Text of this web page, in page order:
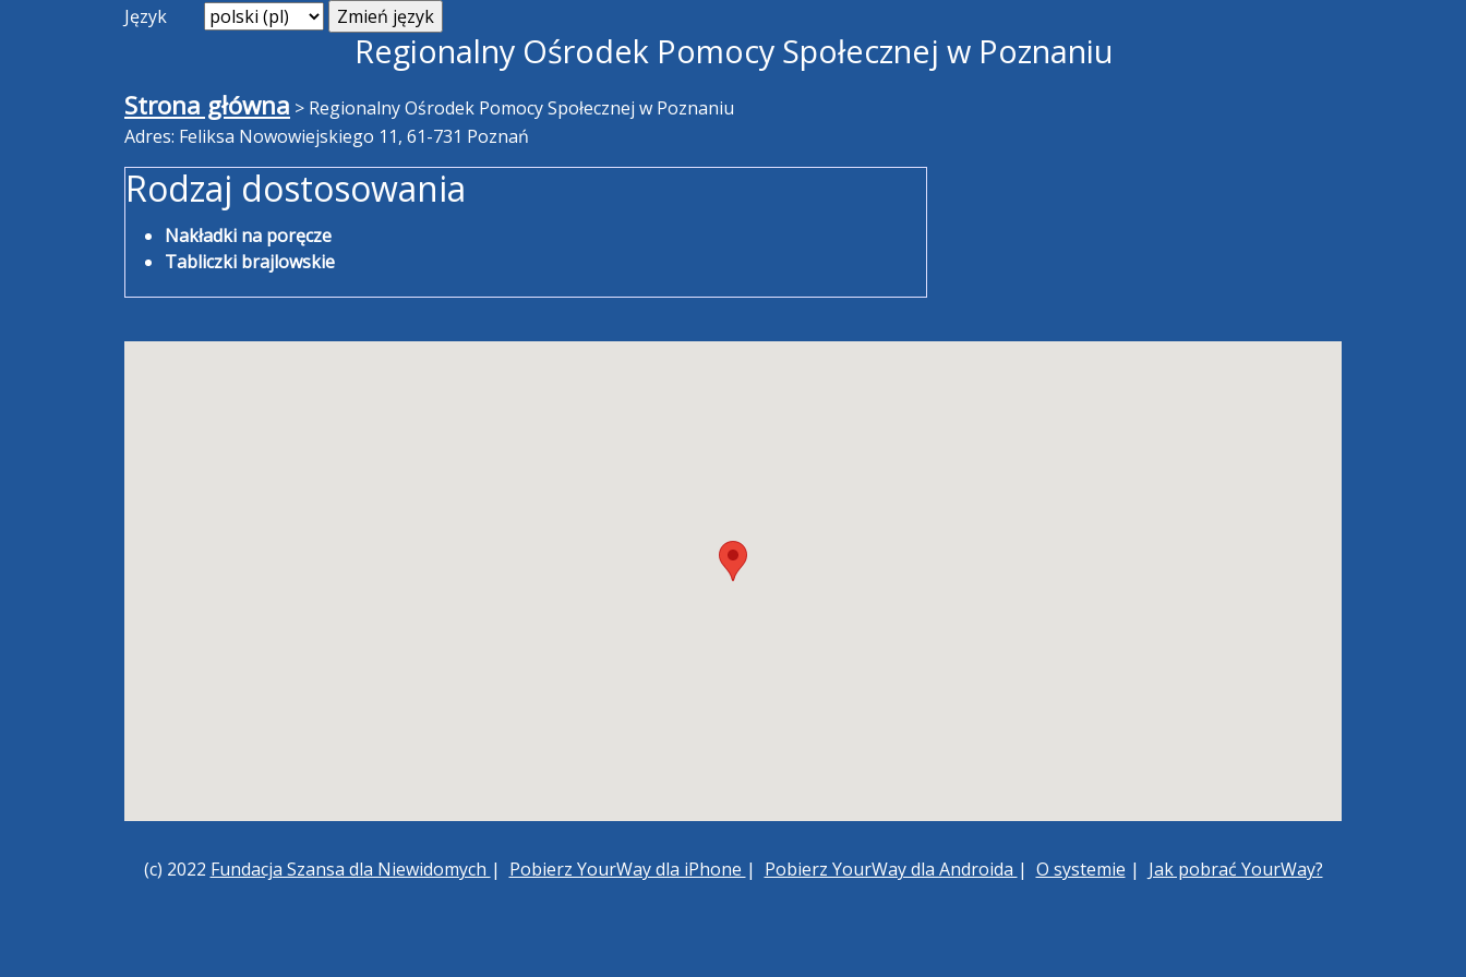
Język
Regionalny Ośrodek Pomocy Społecznej w Poznaniu
Strona główna > Regionalny Ośrodek Pomocy Społecznej w Poznaniu
Adres: Feliksa Nowowiejskiego 11, 61-731 Poznań
Rodzaj dostosowania
Nakładki na poręcze
Tabliczki brajlowskie
(c) 2022 Fundacja Szansa dla Niewidomych | Pobierz YourWay dla iPhone | Pobierz YourWay dla Androida | O systemie | Jak pobrać YourWay?